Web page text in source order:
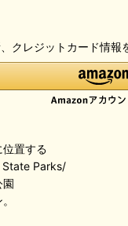
クレジットカード情報
置する
Parks/
園